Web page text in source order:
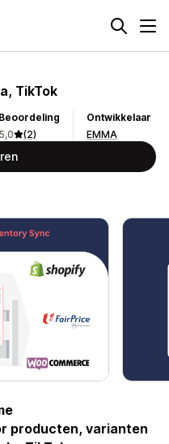
TikTok
Beoordeling
5,0
(2)
Ontwikkelaar
EMMA
producten, varianten